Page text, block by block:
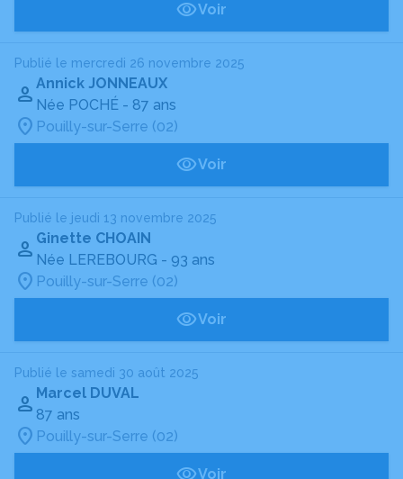
Voir
Publié le mercredi 26 novembre 2025
Annick JONNEAUX
Née POCHÉ - 87 ans
Pouilly-sur-Serre (02)
Voir
Publié le jeudi 13 novembre 2025
Ginette CHOAIN
Née LEREBOURG - 93 ans
Pouilly-sur-Serre (02)
Voir
Publié le samedi 30 août 2025
Marcel DUVAL
87 ans
Pouilly-sur-Serre (02)
Voir